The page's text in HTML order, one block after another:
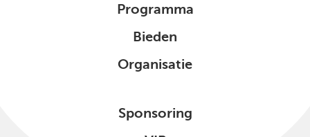
Programma
Bieden
Organisatie
Sponsoring